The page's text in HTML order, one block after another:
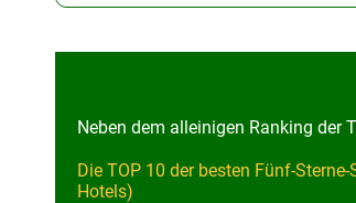
Neben dem alleinigen Ranking der
Die TOP 10 der besten Fünf-
Hotels)